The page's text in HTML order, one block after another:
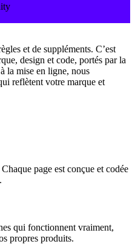
et de suppléments. C’est
design et code, portés par la
la mise en ligne, nous
reflètent votre marque et
page est conçue et codée
qui fonctionnent vraiment,
propres produits.